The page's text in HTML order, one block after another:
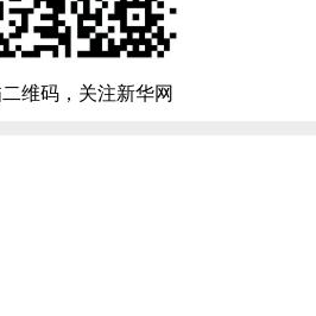
维码，关注新华网